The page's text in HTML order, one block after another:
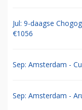
Jul: 9-daagse
€1056
Sep: Amsterdam -
Sep: Amsterdam -